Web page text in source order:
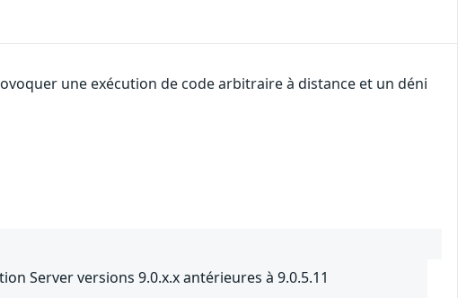
une exécution de code arbitraire à distance et un déni
Server versions 9.0.x.x antérieures à 9.0.5.11